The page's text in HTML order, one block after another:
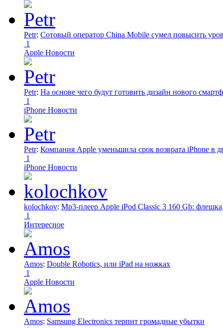
Petr: Сотовый оператор China Mobile сумел повысить
1
Apple Новости
Petr: На основе чего будут готовить дизайн нового
1
iPhone Новости
Petr: Компания Apple уменьшила срок возврата iPhone в
1
iPhone Новости
kolochkov: Mp3-плеер Apple iPod Classic 3 160 Gb:
1
Интересное
Amos: Double Robotics, или iPad на ножках
1
Apple Новости
Amos: Samsung Electronics терпит громадные убытки